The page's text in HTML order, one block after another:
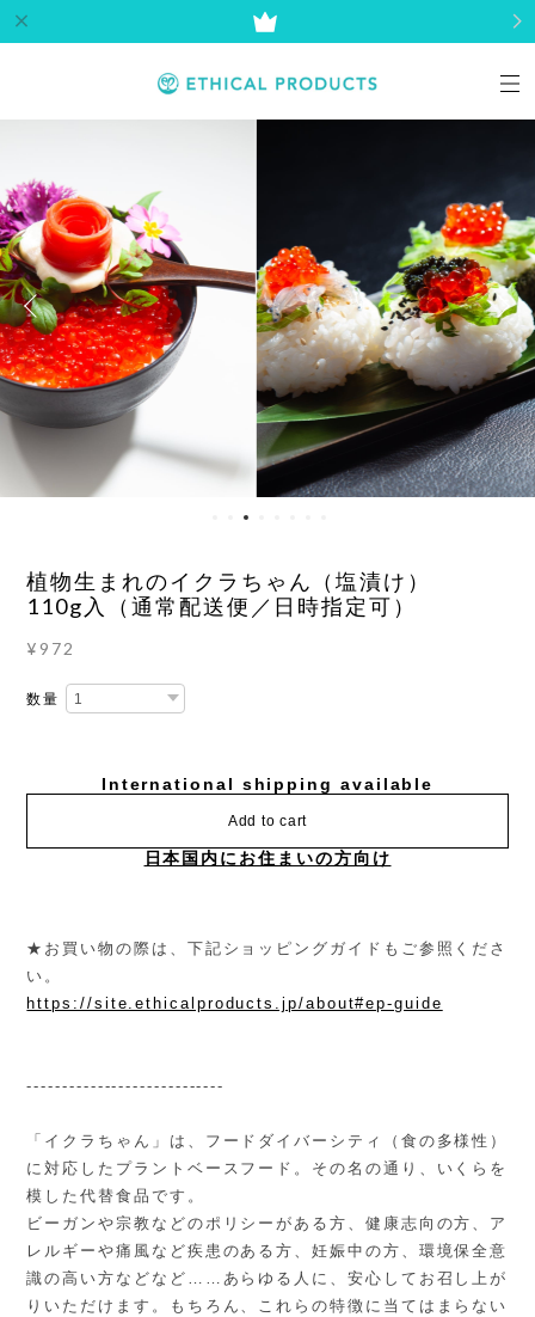
植物生まれのイクラちゃん（塩漬け）
110g入（通常配送便／日時指定可）
¥972
数量
International shipping available
Add to cart
日本国内にお住まいの方向け
★お買い物の際は、下記ショッピングガイドもご参照くださ
い。
https://site.ethicalproducts.jp/about#ep-guide
----------------------------
「イクラちゃん」は、フードダイバーシティ（食の多様性）
に対応したプラントベースフード。その名の通り、いくらを
模した代替食品です。
ビーガンや宗教などのポリシーがある方、健康志向の方、ア
レルギーや痛風など疾患のある方、妊娠中の方、環境保全意
識の高い方などなど……あらゆる人に、安心してお召し上が
りいただけます。もちろん、これらの特徴に当てはまらない